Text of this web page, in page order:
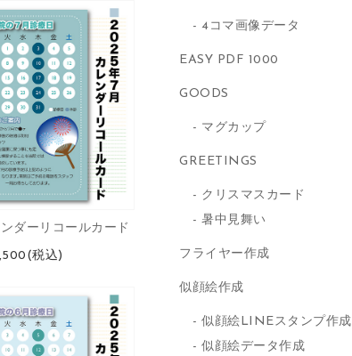
ダーリコールカード
(税込)
4コマ画像データ
EASY PDF 1000
GOODS
マグカップ
GREETINGS
クリスマスカード
暑中見舞い
フライヤー作成
似顔絵作成
似顔絵LINEスタンプ作成
似顔絵データ作成